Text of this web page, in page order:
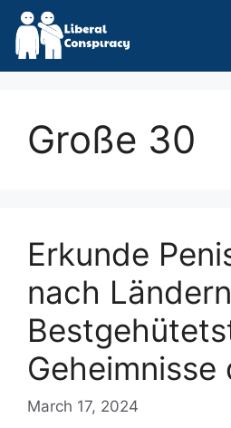
Skip
content
Große 30
Erkunde
nach
Geheimnisse
March 17, 2024